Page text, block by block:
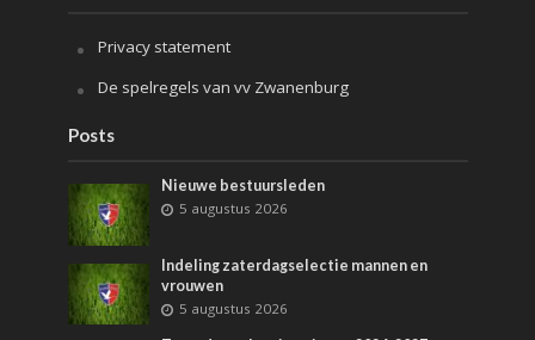
Privacy statement
De spelregels van vv Zwanenburg
Posts
Nieuwe bestuursleden
5 augustus 2026
Indeling zaterdagselectie mannen en
vrouwen
5 augustus 2026